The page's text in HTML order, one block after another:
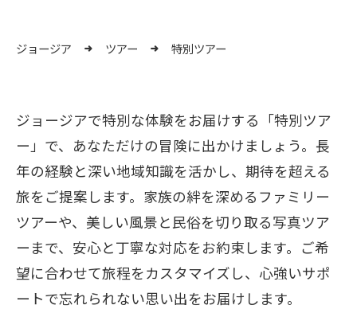
ジョージア ツアー 特別ツアー
ジョージアで特別な体験をお届けする「特別ツア
ー」で、あなただけの冒険に出かけましょう。長
年の経験と深い地域知識を活かし、期待を超える
旅をご提案します。家族の絆を深めるファミリー
ツアーや、美しい風景と民俗を切り取る写真ツア
ーまで、安心と丁寧な対応をお約束します。ご希
望に合わせて旅程をカスタマイズし、心強いサポ
ートで忘れられない思い出をお届けします。